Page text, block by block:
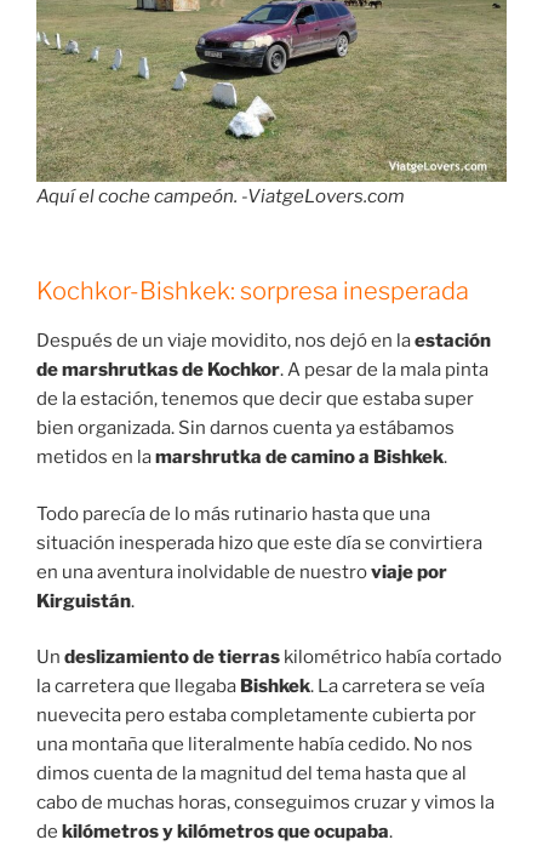
Aquí el coche campeón. -ViatgeLovers.com
Kochkor-Bishkek: sorpresa inesperada
Después de un viaje movidito, nos dejó en laestación
de marshrutkas de Kochkor. A pesar de la mala pinta
de la estación, tenemos que decir que estaba super
bien organizada. Sin darnos cuenta ya estábamos
metidos en lamarshrutka de camino a Bishkek.
Todo parecía de lo más rutinario hasta que una
situación inesperada hizo que este día se convirtiera
en una aventura inolvidable de nuestroviaje por
Kirguistán.
Un deslizamiento de tierras kilométrico había cortado
la carretera que llegaba Bishkek. La carretera se veía
nuevecita pero estaba completamente cubierta por
una montaña que literalmente había cedido. No nos
dimos cuenta de la magnitud del tema hasta que al
cabo de muchas horas, conseguimos cruzar y vimos la
de kilómetros y kilómetros que ocupaba.